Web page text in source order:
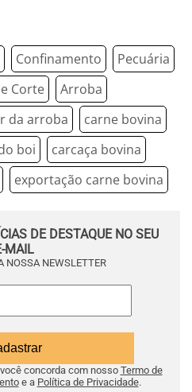
Confinamento
Pecuária
Corte
Arroba
da arroba
carne bovina
boi
carcaça bovina
exportação carne bovina
DE DESTAQUE NO SEU
MAIL
NOSSA NEWSLETTER
concorda com nosso Termo de
e a Política de Privacidade.